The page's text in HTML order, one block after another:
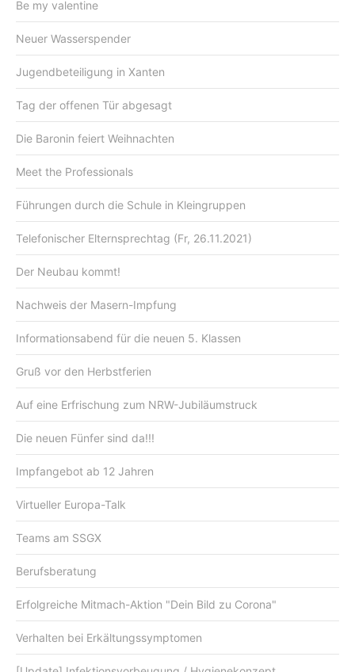
Be my valentine
Neuer Wasserspender
Jugendbeteiligung in Xanten
Tag der offenen Tür abgesagt
Die Baronin feiert Weihnachten
Meet the Professionals
Führungen durch die Schule in Kleingruppen
Telefonischer Elternsprechtag (Fr, 26.11.2021)
Der Neubau kommt!
Nachweis der Masern-Impfung
Informationsabend für die neuen 5. Klassen
Gruß vor den Herbstferien
Auf eine Erfrischung zum NRW-Jubiläumstruck
Die neuen Fünfer sind da!!!
Impfangebot ab 12 Jahren
Virtueller Europa-Talk
Teams am SSGX
Berufsberatung
Erfolgreiche Mitmach-Aktion "Dein Bild zu Corona"
Verhalten bei Erkältungssymptomen